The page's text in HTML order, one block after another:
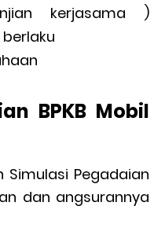
kerjasama )
BPKB Mobil
Simulasi Pegadaian
dan angsurannya